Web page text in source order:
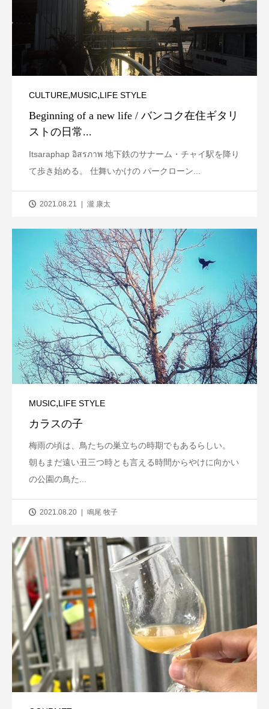
CULTURE,MUSIC,LIFE STYLE
Beginning of a new life / バンコク在住ギタリ
ストの日常...
Itsaraphap อิสรภาพ 地下鉄のサナーム・チャイ駅を降り
て歩き始める。 仕舞いかけの パークローン...
2021.08.21 瀧 康太
MUSIC,LIFE STYLE
カラスの子
梅雨の頃は、鳥たちの巣立ちの時期でもあるらしい。
朝もまだ遠い丑三つ時とも言える時間からやけに向かい
の公園の鳥た...
2021.08.20 鳴尾 牧子